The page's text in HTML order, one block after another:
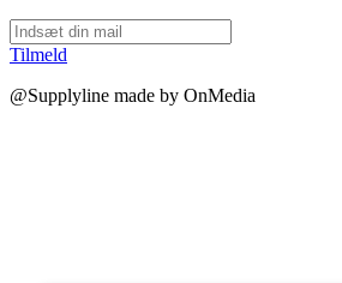
Tilmeld
@Supplyline made by OnMedia